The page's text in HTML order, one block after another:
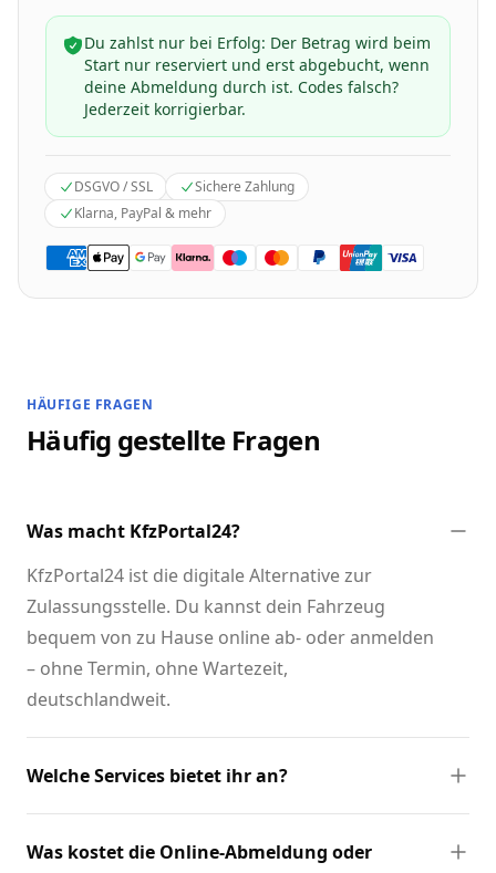
Du zahlst nur bei Erfolg: Der Betrag wird beim
Start nur reserviert und erst abgebucht, wenn
deine Abmeldung durch ist. Codes falsch?
Jederzeit korrigierbar.
DSGVO / SSL
Sichere Zahlung
Klarna, PayPal & mehr
HÄUFIGE FRAGEN
Häufig gestellte Fragen
Was macht KfzPortal24?
KfzPortal24 ist die digitale Alternative zur
Zulassungsstelle. Du kannst dein Fahrzeug
bequem von zu Hause online ab- oder anmelden
– ohne Termin, ohne Wartezeit,
deutschlandweit.
Welche Services bietet ihr an?
Was kostet die Online-Abmeldung oder